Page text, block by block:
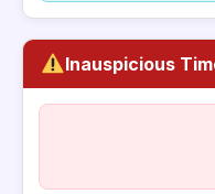
Inauspicious